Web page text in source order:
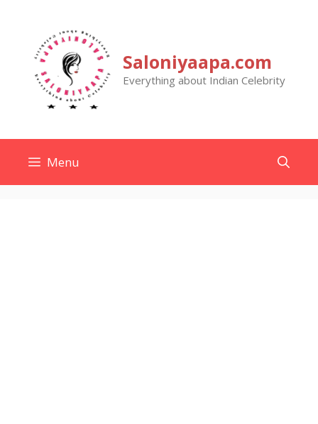
content
Saloniyaapa.com
Everything about Indian Celebrity
Menu